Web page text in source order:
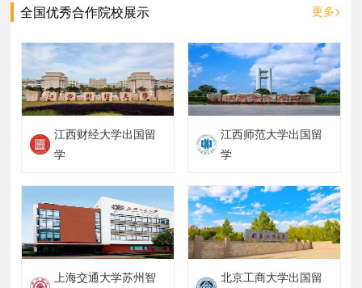
全国优秀合作院校展示 更多>
江西财经大学出国留
学
江西师范大学出国留
学
上海交通大学苏州智
北京工商大学出国留